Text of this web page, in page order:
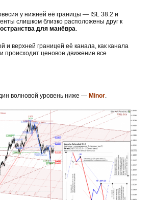
у нижней её границы — ISL 38.2 и
слишком близко расположены друг к
для манёвра
и верхней границей её канала, как канала
происходит ценовое движение все
волновой уровень ниже — Minor